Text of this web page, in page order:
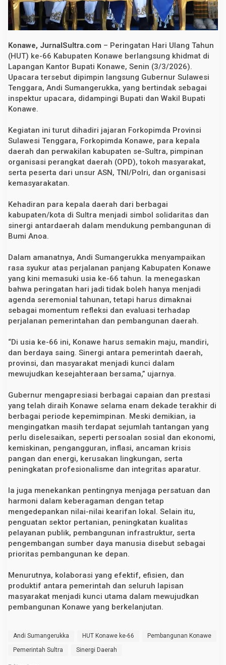
r
i
r
i
t
a
s
k
a
n
t
a
n
i
a
n
d
D
M
d
a
k
e
-
6
6
Konawe, JurnalSultra.com – Peringatan Hari Ulang Tahun
(HUT) ke-66 Kabupaten Konawe berlangsung khidmat di
Lapangan Kantor Bupati Konawe, Senin (3/3/2026).
Upacara tersebut dipimpin langsung Gubernur Sulawesi
Tenggara, Andi Sumangerukka, yang bertindak sebagai
inspektur upacara, didampingi Bupati dan Wakil Bupati
Konawe.
Kegiatan ini turut dihadiri jajaran Forkopimda Provinsi
Sulawesi Tenggara, Forkopimda Konawe, para kepala
daerah dan perwakilan kabupaten se-Sultra, pimpinan
organisasi perangkat daerah (OPD), tokoh masyarakat,
serta peserta dari unsur ASN, TNI/Polri, dan organisasi
kemasyarakatan.
Kehadiran para kepala daerah dari berbagai
kabupaten/kota di Sultra menjadi simbol solidaritas dan
sinergi antardaerah dalam mendukung pembangunan di
Bumi Anoa.
Dalam amanatnya, Andi Sumangerukka menyampaikan
rasa syukur atas perjalanan panjang Kabupaten Konawe
yang kini memasuki usia ke-66 tahun. Ia menegaskan
bahwa peringatan hari jadi tidak boleh hanya menjadi
agenda seremonial tahunan, tetapi harus dimaknai
sebagai momentum refleksi dan evaluasi terhadap
perjalanan pemerintahan dan pembangunan daerah.
“Di usia ke-66 ini, Konawe harus semakin maju, mandiri,
dan berdaya saing. Sinergi antara pemerintah daerah,
provinsi, dan masyarakat menjadi kunci dalam
mewujudkan kesejahteraan bersama,” ujarnya.
Gubernur mengapresiasi berbagai capaian dan prestasi
yang telah diraih Konawe selama enam dekade terakhir di
berbagai periode kepemimpinan. Meski demikian, ia
mengingatkan masih terdapat sejumlah tantangan yang
perlu diselesaikan, seperti persoalan sosial dan ekonomi,
kemiskinan, pengangguran, inflasi, ancaman krisis
pangan dan energi, kerusakan lingkungan, serta
peningkatan profesionalisme dan integritas aparatur.
Ia juga menekankan pentingnya menjaga persatuan dan
harmoni dalam keberagaman dengan tetap
mengedepankan nilai-nilai kearifan lokal. Selain itu,
penguatan sektor pertanian, peningkatan kualitas
pelayanan publik, pembangunan infrastruktur, serta
pengembangan sumber daya manusia disebut sebagai
prioritas pembangunan ke depan.
Menurutnya, kolaborasi yang efektif, efisien, dan
produktif antara pemerintah dan seluruh lapisan
masyarakat menjadi kunci utama dalam mewujudkan
pembangunan Konawe yang berkelanjutan.
Andi Sumangerukka HUT Konawe ke-66
Pembangunan Konawe
Pemerintah Sultra
Sinergi Daerah